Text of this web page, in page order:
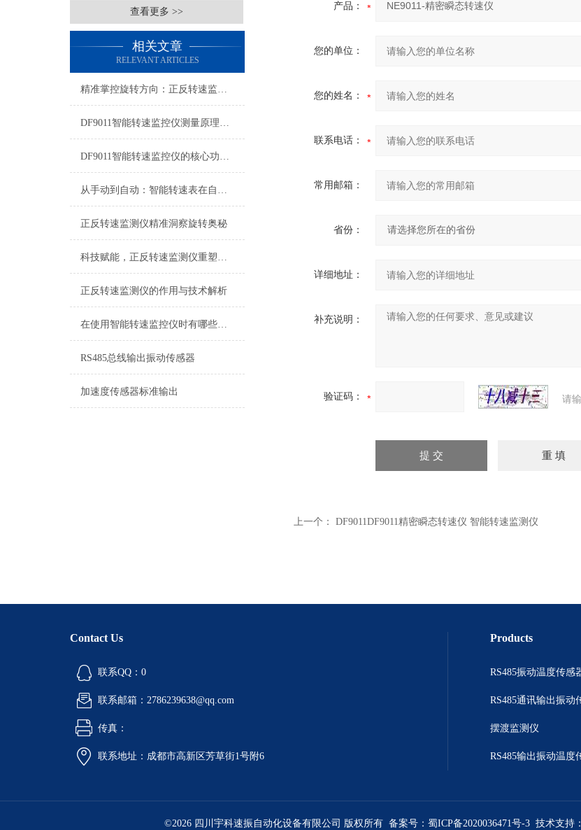
查看更多 >>
相关文章
RELEVANT ARTICLES
精准掌控旋转方向：正反转速监测仪的选型、安装与调试指南
DF9011智能转速监控仪测量原理解析
DF9011智能转速监控仪的核心功能有哪些？
从手动到自动：智能转速表在自动化产线的赋能之路
正反转速监测仪精准洞察旋转奥秘
科技赋能，正反转速监测仪重塑旋转设备安全边界
正反转速监测仪的作用与技术解析
在使用智能转速监控仪时有哪些需要我们注意的呢
RS485总线输出振动传感器
加速度传感器标准输出
产品：
您的单位：
您的姓名：
联系电话：
常用邮箱：
省份：
详细地址：
补充说明：
验证码： 请
上一个： DF9011DF9011精密瞬态转速仪 智能转速监测仪
Contact Us
联系QQ：0
联系邮箱：2786239638@qq.com
传真：
联系地址：成都市高新区芳草街1号附6
Products
RS485振动温度传感
RS485通讯输出振动
摆渡监测仪
RS485输出振动温度
©2026 四川宇科速振自动化设备有限公司 版权所有 备案号： 蜀ICP备2020036471号-3 技术支持：